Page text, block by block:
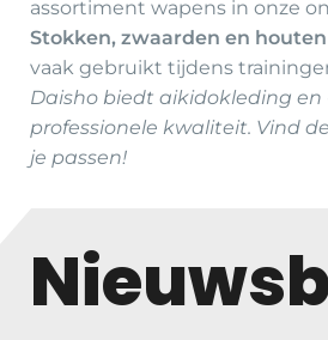
assortiment wapens in onze
Stokken, zwaarden en
vaak gebruikt tijdens
Daisho biedt aikidokleding
professionele kwaliteit. Vind
je passen!